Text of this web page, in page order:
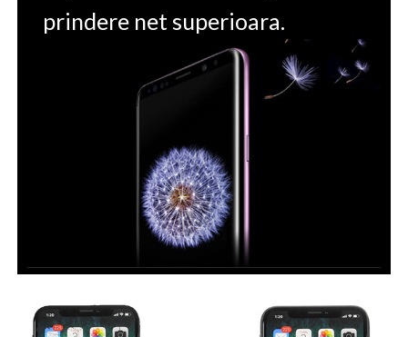
prindere net superioara.